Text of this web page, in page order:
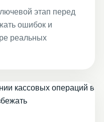
этап перед
ошибок и
реальных